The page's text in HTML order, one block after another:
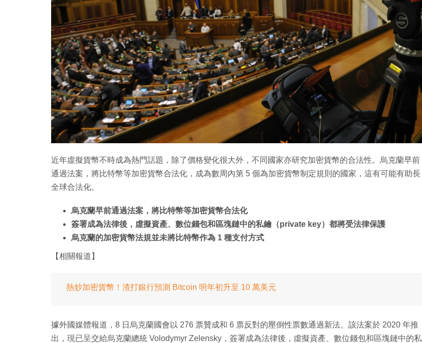
近年虛擬貨幣不時成為熱門話題，除了價格變化很大外，不同國家亦研究加密貨幣的合法性。烏克蘭早前
通過法案，將比特幣等加密貨幣合法化，成為數周內第 5 個為加密貨幣制定規則的國家，這有可能有助長
全球合法化。
烏克蘭早前通過法案，將比特幣等加密貨幣合法化
簽署成為法律後，虛擬資產、數位錢包和區塊鏈中的私鑰（private key）都將受法律保護
烏克蘭的加密貨幣法規並未將比特幣作為 1 種支付方式
【相關報道】
熱炒加密貨幣！渣打銀行預測 Bitcoin 明年初升至 10 萬美元
據外國媒體報道，8 日烏克蘭國會以 276 票贊成和 6 票反對的壓倒性票數通過新法。該法案於 2020 年推
出，現已呈交給烏克蘭總統 Volodymyr Zelensky，簽署成為法律後，虛擬資產、數位錢包和區塊鏈中的私